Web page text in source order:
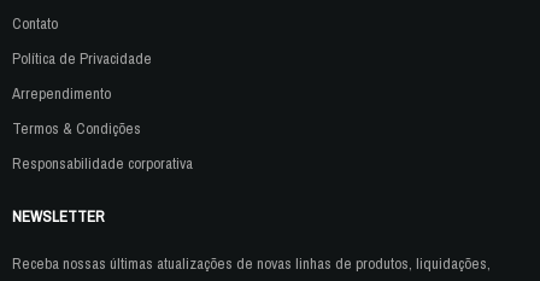
Contato
Política de Privacidade
Arrependimento
Termos & Condições
Responsabilidade corporativa
NEWSLETTER
Receba nossas últimas atualizações de novas linhas de produtos, liquidações,